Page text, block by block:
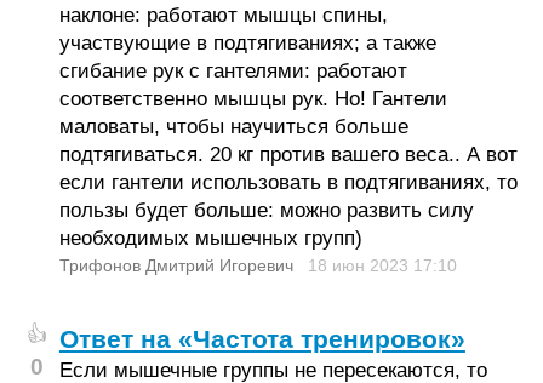
наклоне: работают мышцы спины,
участвующие в подтягиваниях; а также
сгибание рук с гантелями: работают
соответственно мышцы рук. Но! Гантели
маловаты, чтобы научиться больше
подтягиваться. 20 кг против вашего веса.. А вот
если гантели использовать в подтягиваниях, то
пользы будет больше: можно развить силу
необходимых мышечных групп)
Трифонов Дмитрий Игоревич 18 июн 2023 17:10
👍
0
Ответ на «Частота тренировок»
Если мышечные группы не пересекаются, то